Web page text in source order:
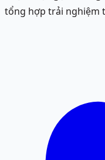
tổng hợp trải nghiệm